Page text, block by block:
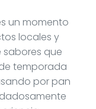
un momento
locales y
que
temporada
por pan